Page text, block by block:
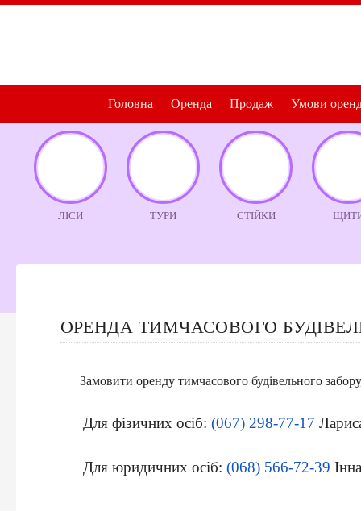
Головна Оренда Продаж Умови
ЛІСИ ТУРИ СТІЙКИ
ОРЕНДА ТИМЧАСОВОГО
Замовити оренду тимчасового будівельного
Для фізичних осіб:(067) 298-77-17
Для юридичних осіб:(068) 566-72-39